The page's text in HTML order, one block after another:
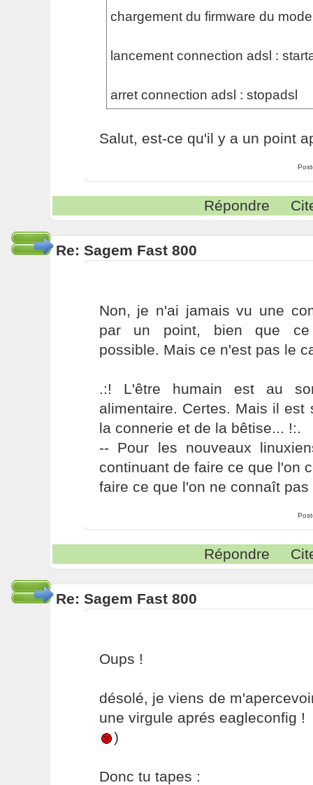
chargement du firmware du
lancement connection adsl :
arret connection adsl : stopadsl
Salut, est-ce qu'il y a un point
Répondre
Re: Sagem Fast 800
Non, je n'ai jamais vu une
par un point, bien que ce
possible. Mais ce n'est pas le
.:! L'être humain est au
alimentaire. Certes. Mais il est
la connerie et de la bêtise... !:.
-- Pour les nouveaux
continuant de faire ce que l'on
faire ce que l'on ne connaît pas
Répondre
Re: Sagem Fast 800
Oups !
désolé, je viens de
une virgule aprés eagleconfig !
)
Donc tu tapes :